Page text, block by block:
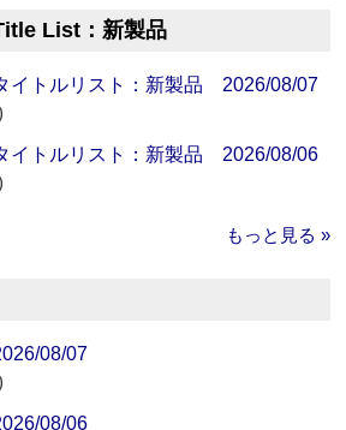
List：新製品
イトルリスト：新製品 2026/08/07
イトルリスト：新製品 2026/08/06
もっと見る »
08/07
08/06